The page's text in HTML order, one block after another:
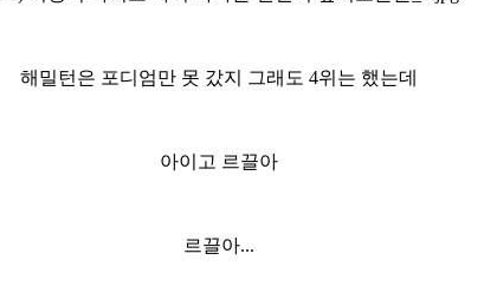
해밀턴은 포디엄만 못 갔지 그래도 4위는 했는데
아이고 르끌아
르끌아...